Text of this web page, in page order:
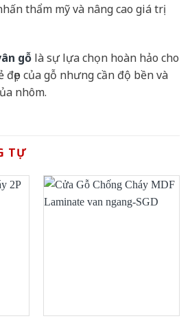
thẩm mỹ và nâng cao giá trị
gỗ là sự lựa chọn hoàn hảo cho
của gỗ nhưng cần độ bền và
nhôm.
TỰ